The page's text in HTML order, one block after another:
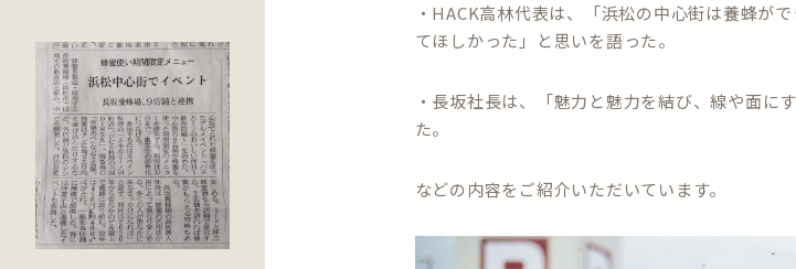
・HACK高林代表は、「浜松の中心街は養蜂が
てほしかった」と思いを語った。
・長坂社長は、「魅力と魅力を結び、線や面に
た。
などの内容をご紹介いただいています。